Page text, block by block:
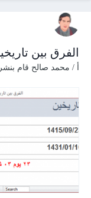
الفرق بين
أ / محمد صالح قام